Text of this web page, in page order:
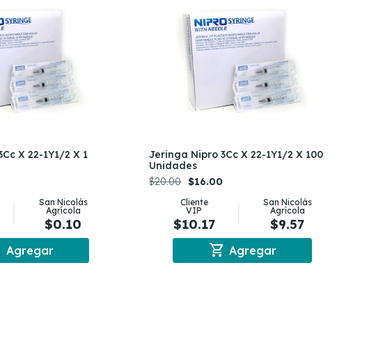
X 22-1Y1/2 X 1
San Nicolás
Agrícola
$0.10
Agregar
Jeringa Nipro 3Cc X 22-1Y1/2 X 100
Unidades
$20.00 $16.00
Cliente
VIP
$10.17
San Nicolás
Agrícola
$9.57
shopping_cart Agregar